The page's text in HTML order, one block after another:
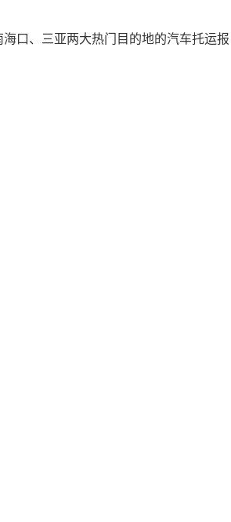
口、三亚两大热门目的地的汽车托运报